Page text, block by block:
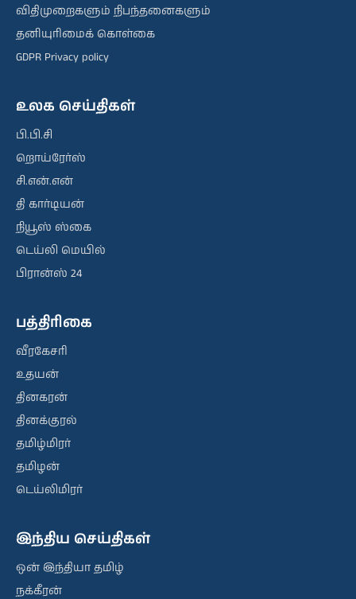
விதிமுறைகளும் நிபந்தனைகளும்
தனியுரிமைக் கொள்கை
GDPR Privacy policy
உலக செய்திகள்
பி.பி.சி
றொய்ரேர்ஸ்
சி.என்.என்
தி கார்டியன்
நியூஸ் ஸ்கை
டெய்லி மெயில்
பிரான்ஸ் 24
பத்திரிகை
வீரகேசரி
உதயன்
தினகரன்
தினக்குரல்
தமிழ்மிரர்
தமிழன்
டெய்லிமிரர்
இந்திய செய்திகள்
ஒன் இந்தியா தமிழ்
நக்கீரன்